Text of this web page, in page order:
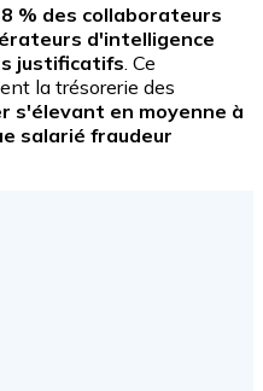
8 % des collaborateurs
d'intelligence
justificatifs . Ce
la trésorerie des
s'élevant en moyenne à
salarié fraudeur